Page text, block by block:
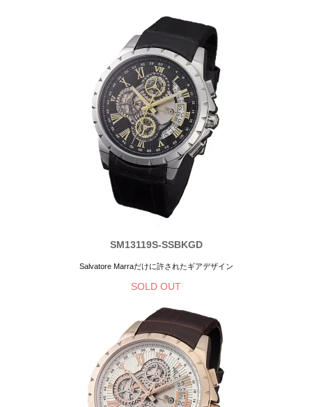
SM13119S-SSBKGD
Salvatore Marraだけに許されたギアデザイン
SOLD OUT